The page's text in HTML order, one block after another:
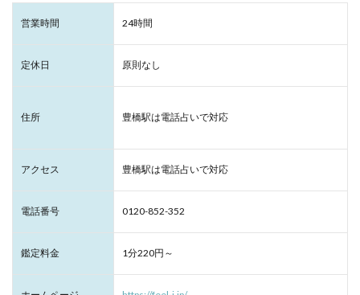
営業時間 24時間
定休日 原則なし
住所 豊橋駅は電話占いで対応
アクセス 豊橋駅は電話占いで対応
電話番号 0120-852-352
鑑定料金 1分220円～